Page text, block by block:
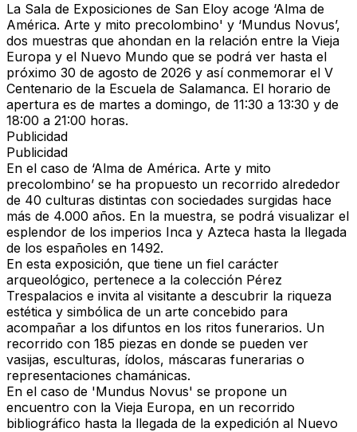
La Sala de Exposiciones de San Eloy acoge ‘Alma de
América. Arte y mito precolombino' y ‘Mundus Novus’,
dos muestras que ahondan en la relación entre la Vieja
Europa y el Nuevo Mundo que se podrá ver hasta el
próximo 30 de agosto de 2026 y así conmemorar el V
Centenario de la Escuela de Salamanca. El horario de
apertura es de martes a domingo, de 11:30 a 13:30 y de
18:00 a 21:00 horas.
Publicidad
Publicidad
En el caso de ‘Alma de América. Arte y mito
precolombino’ se ha propuesto un recorrido alrededor
de 40 culturas distintas con sociedades surgidas hace
más de 4.000 años. En la muestra, se podrá visualizar el
esplendor de los imperios Inca y Azteca hasta la llegada
de los españoles en 1492.
En esta exposición, que tiene un fiel carácter
arqueológico, pertenece a la colección Pérez
Trespalacios e invita al visitante a descubrir la riqueza
estética y simbólica de un arte concebido para
acompañar a los difuntos en los ritos funerarios. Un
recorrido con 185 piezas en donde se pueden ver
vasijas, esculturas, ídolos, máscaras funerarias o
representaciones chamánicas.
En el caso de 'Mundus Novus' se propone un
encuentro con la Vieja Europa, en un recorrido
bibliográfico hasta la llegada de la expedición al Nuevo